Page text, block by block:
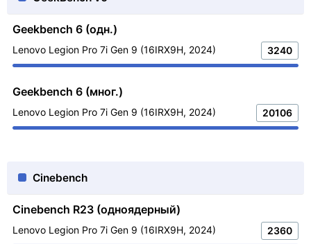
Geekbench 6 (одн.)
Lenovo Legion Pro 7i Gen 9 (16IRX9H, 2024) 3240
Geekbench 6 (мног.)
Lenovo Legion Pro 7i Gen 9 (16IRX9H, 2024) 20106
Cinebench
Cinebench R23 (одноядерный)
Lenovo Legion Pro 7i Gen 9 (16IRX9H, 2024) 2360